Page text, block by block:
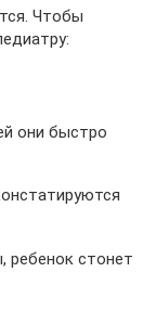
Чтобы
они быстро
ребенок стонет